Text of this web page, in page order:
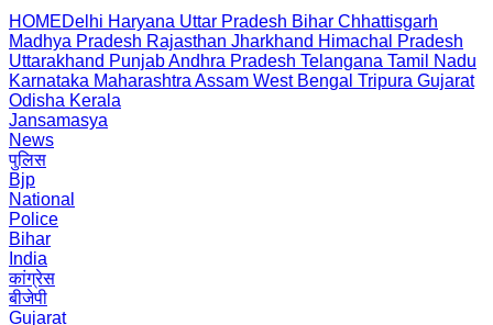
HOMEDelhi Haryana Uttar Pradesh Bihar Chhattisgarh
Madhya Pradesh Rajasthan Jharkhand Himachal Pradesh
Uttarakhand PunjabAndhra Pradesh Telangana Tamil Nadu
Karnataka Maharashtra Assam West Bengal Tripura Gujarat
Odisha Kerala
Jansamasya
News
पुलिस
Bjp
National
Police
Bihar
India
कांग्रेस
बीजेपी
Gujarat